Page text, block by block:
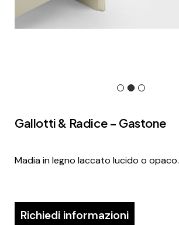
Gallotti & Radice – Gastone
Madia in legno laccato lucido o opaco.
Richiedi informazioni